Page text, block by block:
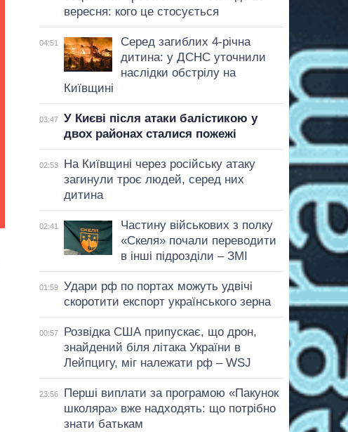
вересня: кого це стосується
04:51
Серед загиблих 4-річна
дитина: у ДСНС уточнили
наслідки обстрілу на
Київщині
03:47
У Києві після атаки балістикою у
двох районах сталися пожежі
02:53
На Київщині через російську атаку
загинули троє людей, серед них
дитина
02:41
Частину військових з полку
«Скеля» почали переводити
в інші підрозділи – ЗМІ
01:59
Удари рф по портах можуть удвічі
скоротити експорт українського зерна
00:57
Розвідка США припускає, що дрон,
знайдений біля літака України в
Лейпцигу, міг належати рф – WSJ
23:56
Перші виплати за програмою «Пакунок
школяра» вже надходять: що потрібно
знати батькам